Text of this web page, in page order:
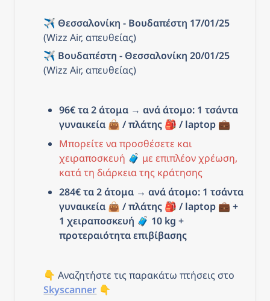
✈️ Θεσσαλονίκη - Βουδαπέστη 17/01/25
(Wizz Air, απευθείας)
✈️ Βουδαπέστη - Θεσσαλονίκη 20/01/25
(Wizz Air, απευθείας)
96€ τα 2 άτομα → ανά άτομο: 1 τσάντα
γυναικεία 👜 / πλάτης 🎒 / laptop 💼
Μπορείτε να προσθέσετε και
χειραποσκευή 🧳 με επιπλέον χρέωση,
κατά τη διάρκεια της κράτησης
284€ τα 2 άτομα → ανά άτομο: 1 τσάντα
γυναικεία 👜 / πλάτης 🎒 / laptop 💼 +
1 χειραποσκευή 🧳 10 kg +
προτεραιότητα επιβίβασης
Skyscanner 👇